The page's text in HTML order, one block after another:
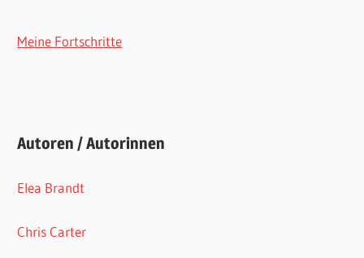
Meine Fortschritte
Autoren / Autorinnen
Elea Brandt
Chris Carter